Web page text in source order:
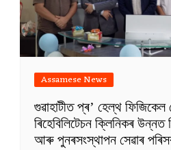
Assamese News
গুৱাহাটীত প্ৰ’ হেল্থ ফিজিকেল
ৰিহেবিলিটেচন ক্লিনিকৰ উন্নত
আৰু পুনৰসংস্থাপন সেৱাৰ